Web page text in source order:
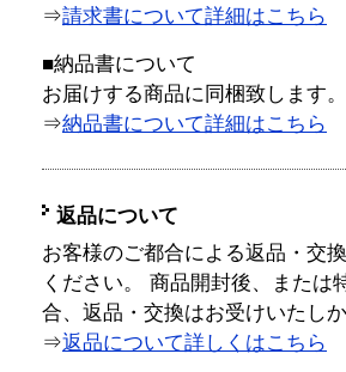
⇒請求書について詳細はこちら
■納品書について
お届けする商品に同梱致します。
⇒納品書について詳細はこちら
返品について
お客様のご都合による返品・交
ください。 商品開封後、または
合、返品・交換はお受けいたし
⇒返品について詳しくはこちら